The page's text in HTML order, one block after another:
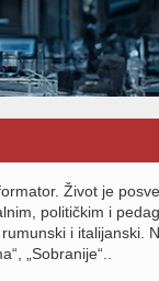
Život je
političkim i
i italijanski.
„Sobranije“..